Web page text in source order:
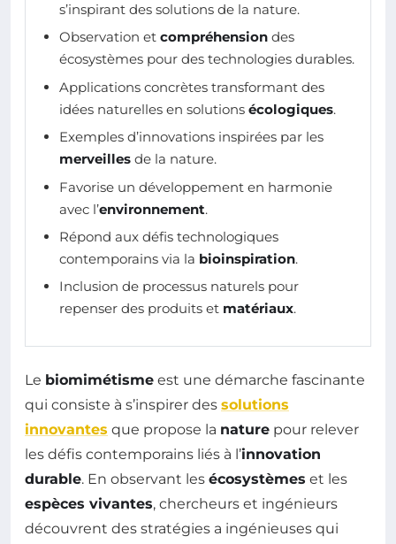
s’inspirant des solutions de la nature.
Observation et compréhension des
écosystèmes pour des technologies durables.
Applications concrètes transformant des
idées naturelles en solutions écologiques.
Exemples d’innovations inspirées par les
merveilles de la nature.
Favorise un développement en harmonie
avec l’environnement.
Répond aux défis technologiques
contemporains via la bioinspiration.
Inclusion de processus naturels pour
repenser des produits et matériaux.
Le biomimétisme est une démarche fascinante
qui consiste à s’inspirer des solutions
innovantes que propose la nature pour relever
les défis contemporains liés à l’innovation
durable. En observant les écosystèmes et les
espèces vivantes, chercheurs et ingénieurs
découvrent des stratégies a ingénieuses qui